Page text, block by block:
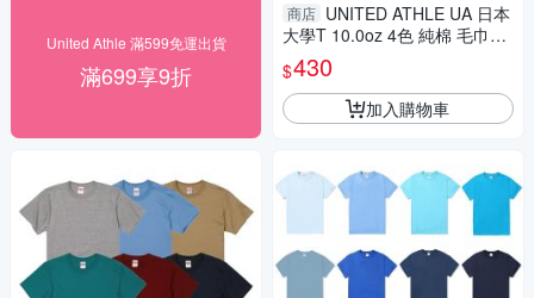
United Athle 滿599免運出貨
滿699享9折
商店 UNITED ATHLE UA 日本
大學T 10.0oz 4色 純棉 毛巾布
男女 3504401-
$430
加入購物車